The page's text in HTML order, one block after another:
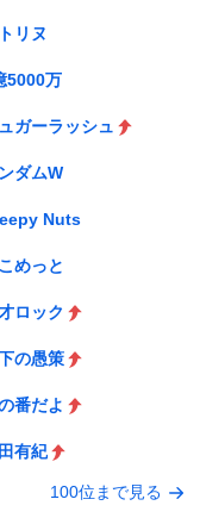
リヌ
5000万
ガーラッシュ
ダムW
Nuts
めっと
ロック
の愚策
番だよ
有紀
100位まで見る